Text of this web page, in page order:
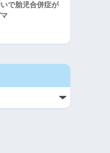
いで胎児合併症が